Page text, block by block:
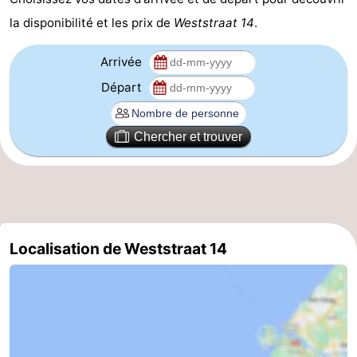
Route
-
Médicales
Région
Zeeland
Duiveland
-
la disponibilité et les prix de Weststraat 14.
Arrivée
Départ
Chercher et trouver
Localisation de Weststraat 14